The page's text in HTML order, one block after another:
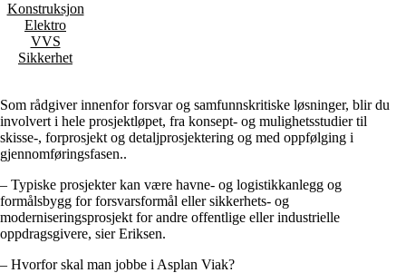
Konstruksjon
Elektro
VVS
Sikkerhet
Som rådgiver innenfor forsvar og samfunnskritiske løsninger, blir du
involvert i hele prosjektløpet, fra konsept- og mulighetsstudier til
skisse-, forprosjekt og detaljprosjektering og med oppfølging i
gjennomføringsfasen..
– Typiske prosjekter kan være havne- og logistikkanlegg og
formålsbygg for forsvarsformål eller sikkerhets- og
moderniseringsprosjekt for andre offentlige eller industrielle
oppdragsgivere, sier Eriksen.
– Hvorfor skal man jobbe i Asplan Viak?